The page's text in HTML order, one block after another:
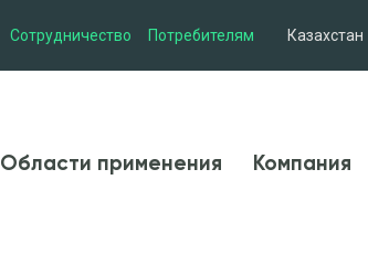
Сотрудничество Потребителям Казахстан
Области применения Компания